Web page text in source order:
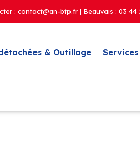
: contact@an-btp.fr | Beauvais : 03 44
& Outillage Services